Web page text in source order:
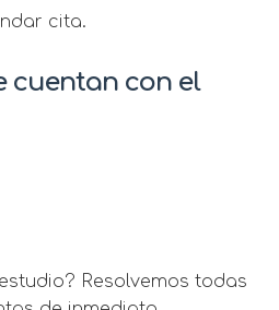
cita.
cuentan con el
Resolvemos todas